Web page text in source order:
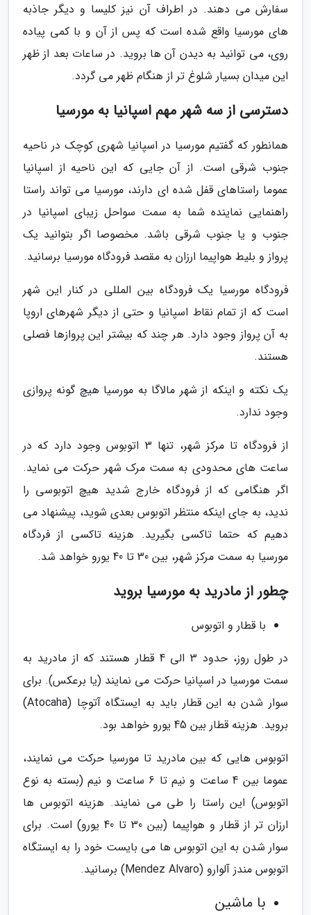
سفارش می دهند. در اطراف آن نیز کلیسا و دیگر جاذبه
های مورسیا واقع شده است که پس از آن و با کمی پیاده
روی، می توانید به دیدن آن ها بروید. در ساعات بعد از ظهر
این میدان بسیار شلوغ تر از هنگام ظهر می گردد.
دسترسی از سه شهر مهم اسپانیا به مورسیا
همانطور که گفتیم مورسیا در اسپانیا شهری کوچک در ناحیه
جنوب شرقی است. از آن جایی که این ناحیه از اسپانیا
عموما راستاهای قفل شده ای دارند، مورسیا می تواند راستا
راهنمایی نماینده شما به سمت سواحل زیبای اسپانیا در
جنوب و یا جنوب شرقی باشد. مخصوصا اگر بتوانید یک
پرواز و بلیط هواپیما ارزان به مقصد فرودگاه مورسیا برسانید.
فرودگاه مورسیا یک فرودگاه بین المللی در کنار این شهر
است که از تمام نقاط اسپانیا و حتی از دیگر شهرهای اروپا
به آن پرواز وجود دارد. هر چند که بیشتر این پروازها فصلی
هستند.
یک نکته و اینکه از شهر مالاگا به مورسیا هیچ گونه پروازی
وجود ندارد.
از فرودگاه تا مرکز شهر، تنها 3 اتوبوس وجود دارد که در
ساعت های محدودی به سمت مرک شهر حرکت می نماید.
اگر هنگامی که از فرودگاه خارج شدید هیچ اتوبوسی را
ندید، به جای اینکه منتظر اتوبوس بعدی شوید، پیشنهاد می
دهیم که حتما تاکسی بگیرید. هزینه تاکسی از فردگاه
مورسیا به سمت مرکز شهر، بین 30 تا 40 یورو خواهد شد.
چطور از مادرید به مورسیا بروید
با قطار و اتوبوس
در طول روز، حدود 3 الی 4 قطار هستند که از مادرید به
سمت مورسیا در اسپانیا حرکت می نمایند (یا برعکس). برای
سوار شدن به این قطار باید به ایستگاه آتوچا (Atocaha)
بروید. هزینه قطار بین 45 یورو خواهد بود.
اتوبوس هایی که بین مادرید تا مورسیا حرکت می نمایند،
عموما بین 4 ساعت و نیم تا 6 ساعت و نیم (بسته به نوع
اتوبوس) این راستا را طی می نمایند. هزینه اتوبوس ها
ارزان تر از قطار و هواپیما (بین 30 تا 40 یورو) است. برای
سوار شدن به این اتوبوس ها می بایست خود را به ایستگاه
اتوبوس مندز آلوارو (Mendez Alvaro) برسانید.
با ماشین